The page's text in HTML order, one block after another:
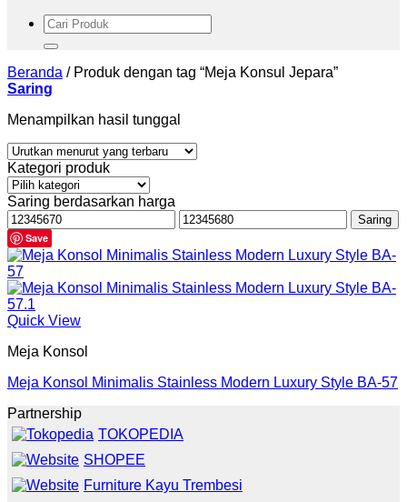
Pencarian
untuk:
Beranda /Produk dengan tag “Meja Konsul Jepara”
Saring
Menampilkan hasil tunggal
Kategori produk
Saring berdasarkan harga
Harga
terendah
Harga
tertinggi
Saring
Save
Quick View
Meja Konsol
Meja Konsol Minimalis Stainless Modern Luxury Style BA-57
Partnership
TOKOPEDIA
SHOPEE
Furniture Kayu Trembesi